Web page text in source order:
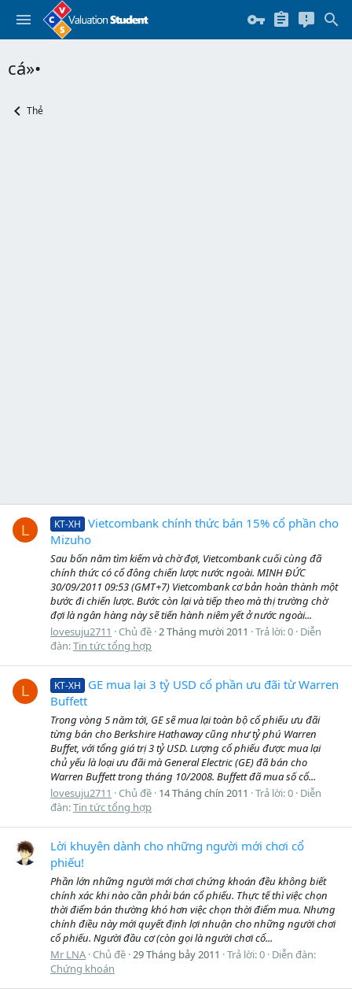
cá»•
Thẻ
L KT-XH
Vietcombank chính thức bán 15% cổ phần cho
Mizuho
Sau bốn năm tìm kiếm và chờ đợi, Vietcombank cuối cùng đã
chính thức có cổ đông chiến lược nước ngoài. MINH ĐỨC
30/09/2011 09:53 (GMT+7) Vietcombank cơ bản hoàn thành một
bước đi chiến lược. Bước còn lại và tiếp theo mà thị trường chờ
đợi là ngân hàng này sẽ tiến hành niêm yết ở nước ngoài...
lovesuju2711
Chủ đề 2 Tháng mười 2011 Trả lời: 0 Diễn
đàn:Tin tức tổng hợp
L KT-XH
GE mua lại 3 tỷ USD cổ phần ưu đãi từ Warren
Buffett
Trong vòng 5 năm tới, GE sẽ mua lại toàn bộ cổ phiếu ưu đãi
từng bán cho Berkshire Hathaway cũng như tỷ phú Warren
Buffet, với tổng giá trị 3 tỷ USD. Lượng cổ phiếu được mua lại
chủ yếu là loại ưu đãi mà General Electric (GE) đã bán cho
Warren Buffett trong tháng 10/2008. Buffett đã mua số cổ...
lovesuju2711
Chủ đề 14 Tháng chín 2011 Trả lời: 0 Diễn
đàn:Tin tức tổng hợp
Lời khuyên dành cho những người mới chơi cổ
phiếu!
Phần lớn những người mới chơi chứng khoán đều không biết
chính xác khi nào cần phải bán cổ phiếu. Thực tế thì việc chọn
thời điểm bán thường khó hơn việc chọn thời điểm mua. Nhưng
chính điều này mới quyết định lợi nhuận cho những người chơi
cổ phiếu. Người đầu cơ (còn gọi là người chơi cổ...
Mr LNA Chủ đề 29 Tháng bảy 2011 Trả lời: 0 Diễn đàn:
Chứng khoán